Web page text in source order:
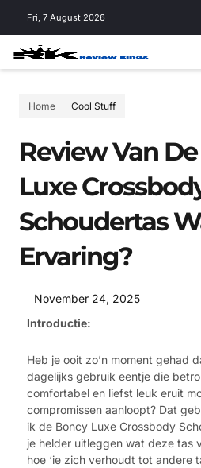
Fri, 7 August 2026
Home Cool Stuff
Review Van
Luxe
Schoudertas
Ervaring?
November 24, 2025
Introductie:
Heb je ooit zo’n moment gehad
dagelijks gebruik eentje die
comfortabel en liefst leuk eruit
compromissen aanloopt? Dat
ik de Boncy Luxe Crossbody
je helder uitleggen wat deze tas
hoe ‘ie zich verhoudt tot andere